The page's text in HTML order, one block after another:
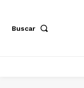
Buscar